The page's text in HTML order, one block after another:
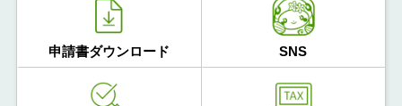
申請書ダウンロード SNS